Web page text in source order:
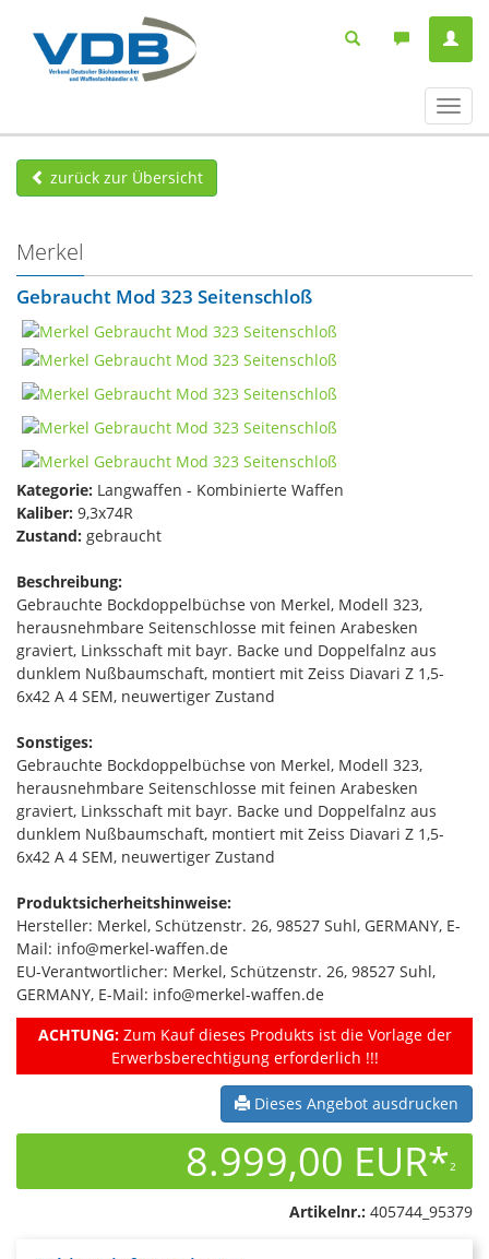
ein-/
zurück zur Übersicht
Merkel
Gebraucht Mod 323 Seitenschloß
Kategorie: Langwaffen - Kombinierte Waffen
Kaliber: 9,3x74R
Zustand: gebraucht
Beschreibung:
Gebrauchte Bockdoppelbüchse von Merkel, Modell 323,
herausnehmbare Seitenschlosse mit feinen Arabesken
graviert, Linksschaft mit bayr. Backe und Doppelfalnz aus
dunklem Nußbaumschaft, montiert mit Zeiss Diavari Z 1,5-
6x42 A 4 SEM, neuwertiger Zustand
Sonstiges:
Gebrauchte Bockdoppelbüchse von Merkel, Modell 323,
herausnehmbare Seitenschlosse mit feinen Arabesken
graviert, Linksschaft mit bayr. Backe und Doppelfalnz aus
dunklem Nußbaumschaft, montiert mit Zeiss Diavari Z 1,5-
6x42 A 4 SEM, neuwertiger Zustand
Produktsicherheitshinweise:
Hersteller: Merkel, Schützenstr. 26, 98527 Suhl, GERMANY, E-
Mail: info@merkel-waffen.de
EU-Verantwortlicher: Merkel, Schützenstr. 26, 98527 Suhl,
GERMANY, E-Mail: info@merkel-waffen.de
ACHTUNG:Zum Kauf dieses Produkts ist die Vorlage der
Erwerbsberechtigung erforderlich !!!
Dieses Angebot ausdrucken
8.999,00 EUR*2
Artikelnr.: 405744_95379